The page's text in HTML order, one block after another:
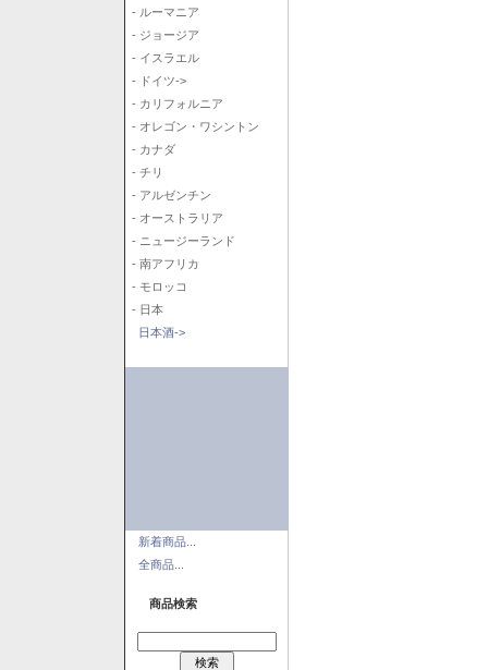
- ルーマニア
- ジョージア
- イスラエル
- ドイツ->
- カリフォルニア
- オレゴン・ワシントン
- カナダ
- チリ
- アルゼンチン
- オーストラリア
- ニュージーランド
- 南アフリカ
- モロッコ
- 日本
日本酒->
新着商品...
全商品...
商品検索